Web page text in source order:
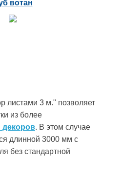
вотан
листами 3 м." позволяет
из более
декоров. В этом случае
длинной 3000 мм с
без стандартной